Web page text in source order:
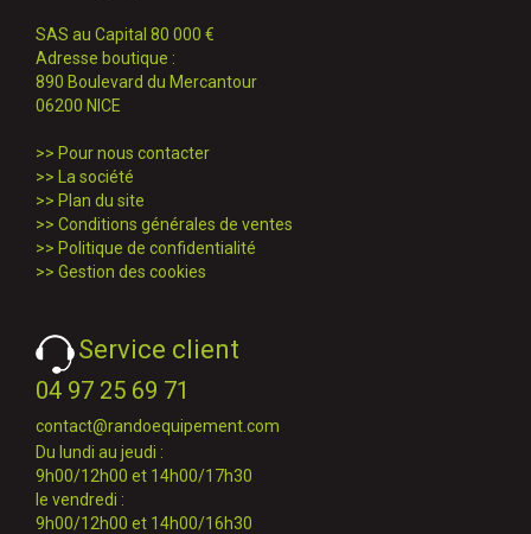
SAS au Capital 80 000 €
Adresse boutique :
890 Boulevard du Mercantour
06200 NICE
>> Pour nous contacter
>>
La société
>> Plan du site
>> Conditions générales de ventes
>> Politique de confidentialité
>> Gestion des cookies
Service client
04 97 25 69 71
contact@randoequipement.com
Du lundi au jeudi :
9h00/12h00 et 14h00/17h30
le vendredi :
9h00/12h00 et 14h00/16h30